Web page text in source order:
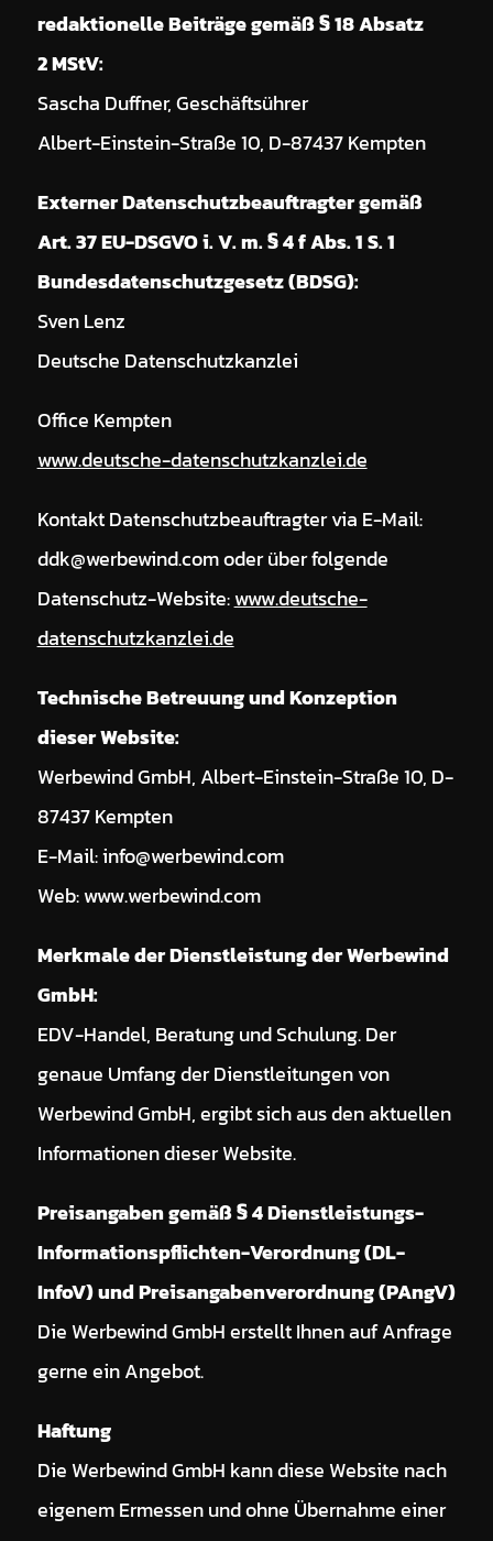
redaktionelle Beiträge gemäß § 18 Absatz
2 MStV:
Sascha Duffner, Geschäftsührer
Albert-Einstein-Straße 10, D-87437 Kempten
Externer Datenschutzbeauftragter gemäß
Art. 37 EU-DSGVO i. V. m. § 4 f Abs. 1 S. 1
Bundesdatenschutzgesetz (BDSG):
Sven Lenz
Deutsche Datenschutzkanzlei
Office Kempten
www.deutsche-datenschutzkanzlei.de
Kontakt Datenschutzbeauftragter via E-Mail:
ddk@werbewind.com oder über folgende
Datenschutz-Website:www.deutsche-
datenschutzkanzlei.de
Technische Betreuung und Konzeption
dieser Website:
Werbewind GmbH, Albert-Einstein-Straße 10, D-
87437 Kempten
E-Mail: info@werbewind.com
Web: www.werbewind.com
Merkmale der Dienstleistung der Werbewind
GmbH:
EDV-Handel, Beratung und Schulung. Der
genaue Umfang der Dienstleitungen von
Werbewind GmbH, ergibt sich aus den aktuellen
Informationen dieser Website.
Preisangaben gemäß § 4 Dienstleistungs-
Informationspflichten-Verordnung (DL-
InfoV) und Preisangabenverordnung (PAngV)
Die Werbewind GmbH erstellt Ihnen auf Anfrage
gerne ein Angebot.
Haftung
Die Werbewind GmbH kann diese Website nach
eigenem Ermessen und ohne Übernahme einer